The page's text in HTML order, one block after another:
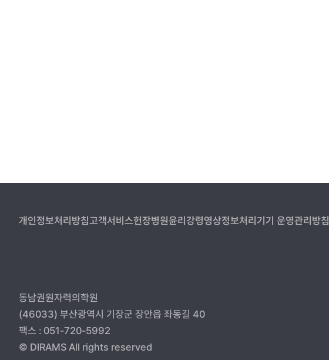
개인정보처리방침고객서비스헌장병원윤리강령영상정보처리기기 운영관리방침
동남권원자력의학원
(46033) 부산광역시 기장군 장안읍 좌동길 40
팩스 : 051-720-5992
© DIRAMS All rights reserved